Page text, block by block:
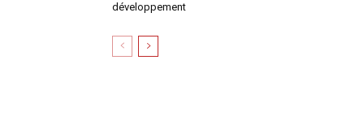
développement